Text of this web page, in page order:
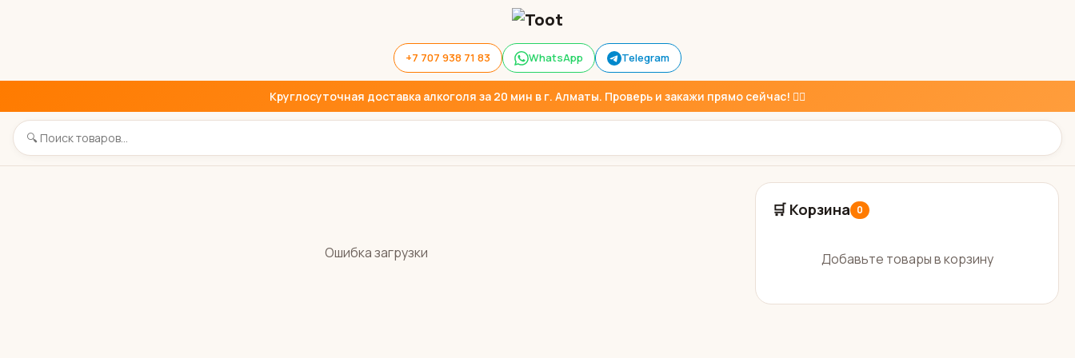
+7 707 938 71 83 WhatsApp Telegram
Круглосуточная доставка алкоголя за 20 мин в г. Алматы. Проверь и закажи прямо сейчас! 👇🏼
Ошибка загрузки
🛒 Корзина 0
Добавьте товары в корзину